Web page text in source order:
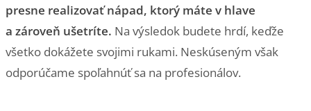
presne realizovať nápad, ktorý máte v hlave
a zároveň ušetríte. Na výsledok budete hrdí, keďže
všetko dokážete svojimi rukami. Neskúseným však
odporúčame spoľahnúť sa na profesionálov.